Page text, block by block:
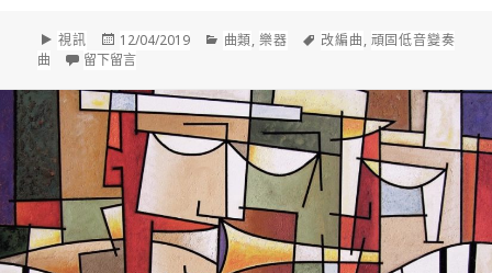
格
式
視訊
發
佈
12/04/2019
分
曲類,樂器
標
改編曲, 頑固低音變奏
曲
留下留言在 路易斯·德·納爾瓦埃斯(Luis de Narváez, fl. 1526-1549)